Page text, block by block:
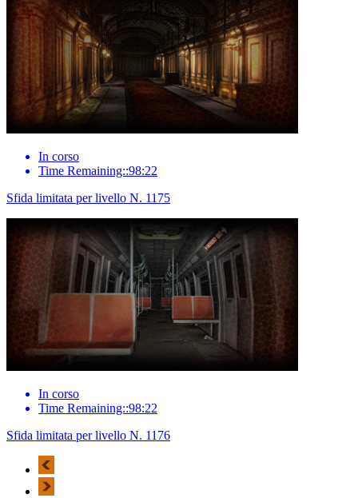
In corso
Time Remaining::98:22
Sfida limitata per livello N. 1175
In corso
Time Remaining::98:22
Sfida limitata per livello N. 1176